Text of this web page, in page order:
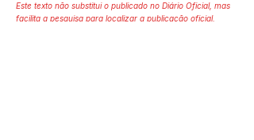
Este texto não substitui o publicado no Diário Oficial, mas
facilita a pesquisa para localizar a publicação oficial.